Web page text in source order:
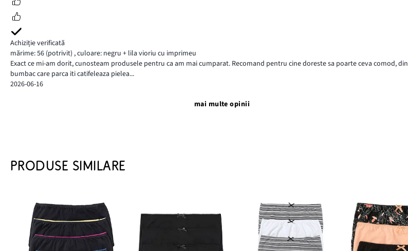
Achiziție verificată
mărime: 56 (potrivit) ,culoare: negru + lila vioriu cu imprimeu
Exact ce mi-am dorit, cunosteam produsele pentru ca am mai cumparat. Recomand pentru cine doreste sa poarte ceva comod, din
bumbac care parca iti catifeleaza pielea...
2026-06-16
mai multe opinii
PRODUSE SIMILARE